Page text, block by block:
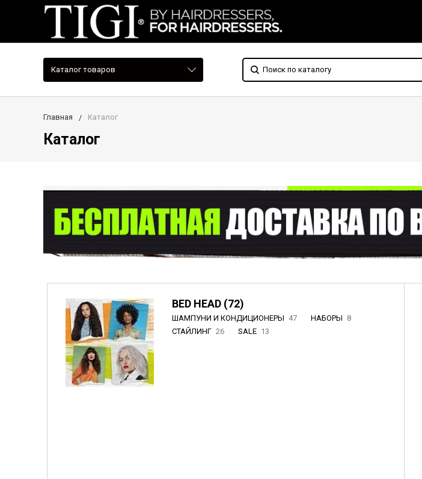
Каталог товаров
Главная Каталог
Каталог
BED HEAD (72)
ШАМПУНИ И КОНДИЦИОНЕРЫ 47 НАБОРЫ 8
СТАЙЛИНГ 26 SALE 13